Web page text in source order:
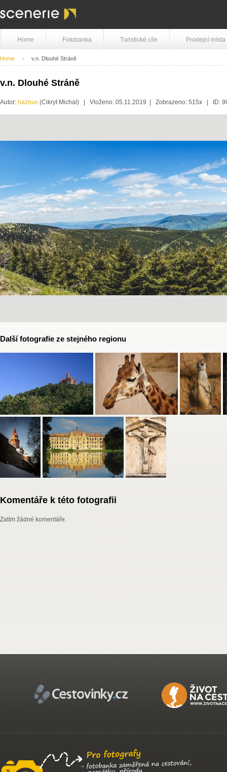
Home Fotobanka Turistické cíle Prodejní místa
Home v.n. Dlouhé Stráně
v.n. Dlouhé Stráně
Autor: hazous (Cikryt Michal) | Vloženo: 05.11.2019 | Zobrazeno: 515x | ID:
Další fotografie ze stejného regionu
Komentáře k této fotografii
Zatím žádné komentáře.